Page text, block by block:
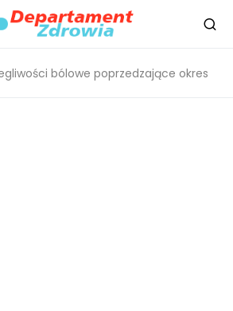
bólowe poprzedzające okres